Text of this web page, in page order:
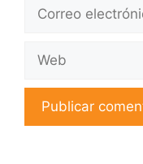
electrónico